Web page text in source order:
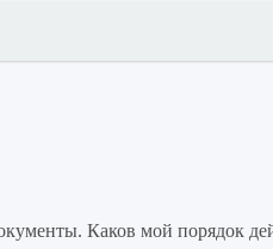
Каков мой порядок